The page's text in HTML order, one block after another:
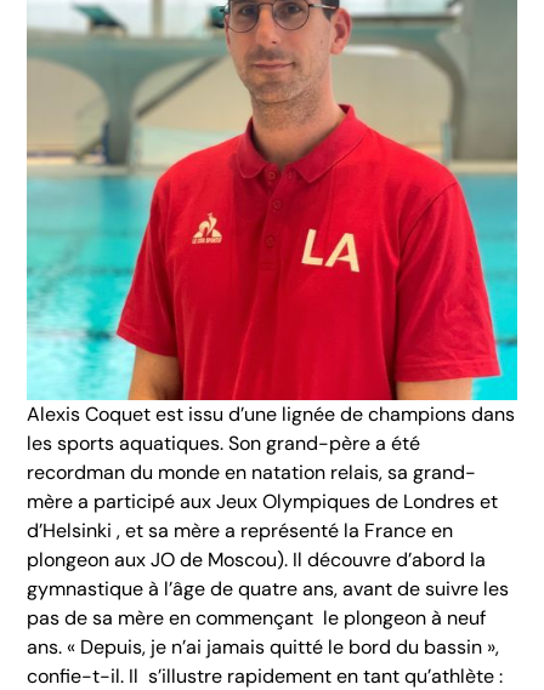
Alexis Coquet est issu d’une lignée de champions dans
les sports aquatiques. Son grand-père a été
recordman du monde en natation relais, sa grand-
mère a participé aux Jeux Olympiques de Londres et
d’Helsinki , et sa mère a représenté la France en
plongeon aux JO de Moscou). Il découvre d’abord la
gymnastique à l’âge de quatre ans, avant de suivre les
pas de sa mère en commençant le plongeon à neuf
ans. « Depuis, je n’ai jamais quitté le bord du bassin »,
confie-t-il. Il s’illustre rapidement en tant qu’athlète :